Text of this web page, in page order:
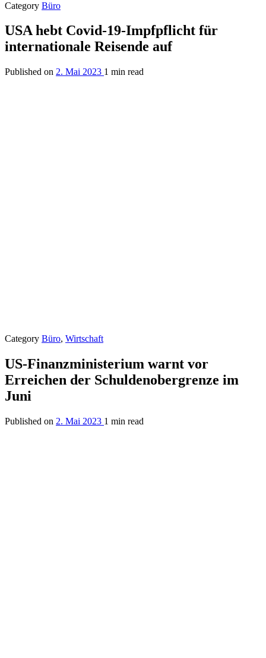
Category Büro
USA hebt Covid-19-Impfpflicht für
internationale Reisende auf
Published on 2. Mai 2023 1 min read
Category Büro, Wirtschaft
US-Finanzministerium warnt vor
Erreichen der Schuldenobergrenze im
Juni
Published on 2. Mai 2023 1 min read